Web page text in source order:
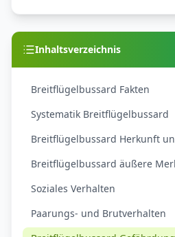
Inhaltsverzeichnis
Breitflügelbussard Fakten
Systematik Breitflügelbussard
Breitflügelbussard Herkunft
Breitflügelbussard äußere
Soziales Verhalten
Paarungs- und Brutverhalten